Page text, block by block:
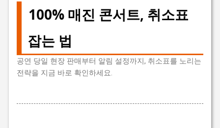
100% 매진 콘서트, 취소표
잡는 법
공연 당일 현장 판매부터 알림 설정까지, 취소표를 노리는
전략을 지금 바로 확인하세요.